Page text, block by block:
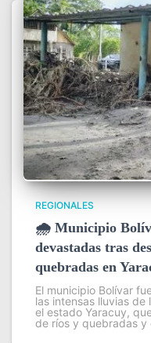
REGIONALES
🌧️ Municipio
devastadas tras
quebradas en
El municipio Bolívar
las intensas lluvias
el estado Yaracuy,
de ríos y quebradas y